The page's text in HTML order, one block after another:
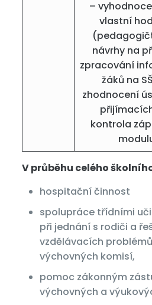
–
vlastní
návrhy na
zpracování
žáků na
zhodnocení
kontrola
V průběhu celého
hospitační činnost
spolupráce třídními
při jednání s rodiči a
vzdělávacích
výchovných komisí,
pomoc zákonným
výchovných a